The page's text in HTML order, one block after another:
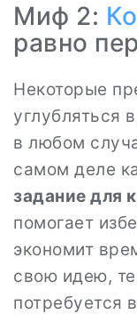
Миф 2:
равно
Некоторые
углубляться
в любом
самом деле
задание для
помогает
экономит
свою идею,
потребуется в